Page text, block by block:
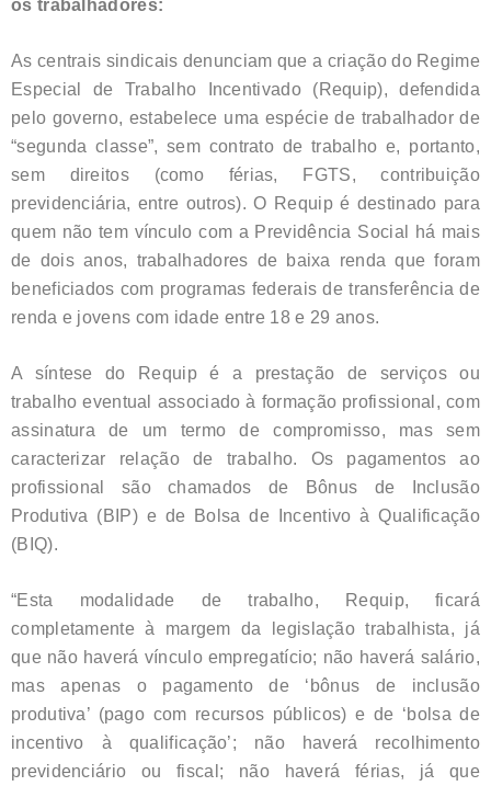
os trabalhadores:
As centrais sindicais denunciam que a criação do Regime
Especial de Trabalho Incentivado (Requip), defendida
pelo governo, estabelece uma espécie de trabalhador de
“segunda classe”, sem contrato de trabalho e, portanto,
sem direitos (como férias, FGTS, contribuição
previdenciária, entre outros). O Requip é destinado para
quem não tem vínculo com a Previdência Social há mais
de dois anos, trabalhadores de baixa renda que foram
beneficiados com programas federais de transferência de
renda e jovens com idade entre 18 e 29 anos.
A síntese do Requip é a prestação de serviços ou
trabalho eventual associado à formação profissional, com
assinatura de um termo de compromisso, mas sem
caracterizar relação de trabalho. Os pagamentos ao
profissional são chamados de Bônus de Inclusão
Produtiva (BIP) e de Bolsa de Incentivo à Qualificação
(BIQ).
“Esta modalidade de trabalho, Requip, ficará
completamente à margem da legislação trabalhista, já
que não haverá vínculo empregatício; não haverá salário,
mas apenas o pagamento de ‘bônus de inclusão
produtiva’ (pago com recursos públicos) e de ‘bolsa de
incentivo à qualificação’; não haverá recolhimento
previdenciário ou fiscal; não haverá férias, já que